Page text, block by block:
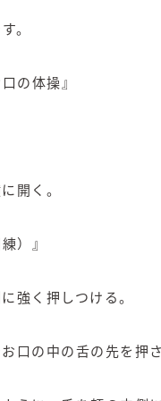
。
の体操』
開く。
）』
強く押しつける。
口の中の舌の先を押